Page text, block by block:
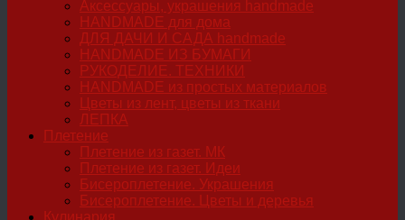
Аксессуары, украшения handmade
HANDMADE для дома
ДЛЯ ДАЧИ И САДА handmade
HANDMADE ИЗ БУМАГИ
РУКОДЕЛИЕ. ТЕХНИКИ
HANDMADE из простых материалов
Цветы из лент, цветы из ткани
ЛЕПКА
Плетение
Плетение из газет. МК
Плетение из газет. Идеи
Бисероплетение. Украшения
Бисероплетение. Цветы и деревья
Кулинария